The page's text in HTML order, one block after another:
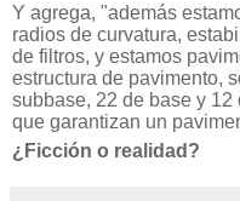
Y agrega, "además
radios de curvatura,
de filtros, y estamos
estructura de pavimento,
subbase, 22 de base y 12
que garantizan un
¿Ficción o realidad?